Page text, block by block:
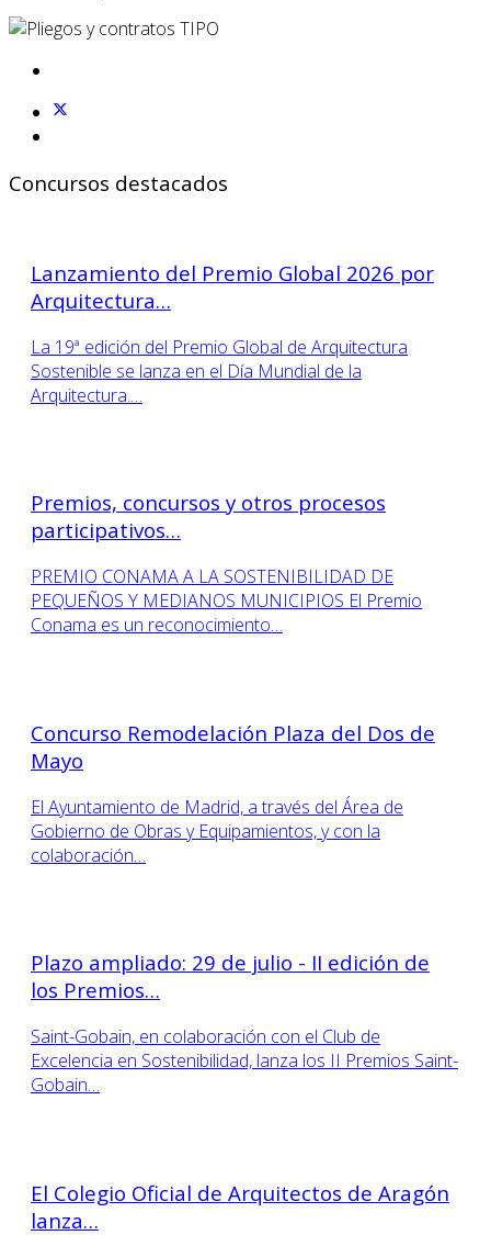
Concursos destacados
Lanzamiento del Premio Global 2026 por
Arquitectura…
La 19ª edición del Premio Global de Arquitectura
Sostenible se lanza en el Día Mundial de la
Arquitectura.…
Premios, concursos y otros procesos
participativos…
PREMIO CONAMA A LA SOSTENIBILIDAD DE
PEQUEÑOS Y MEDIANOS MUNICIPIOS El Premio
Conama es un reconocimiento…
Concurso Remodelación Plaza del Dos de
Mayo
El Ayuntamiento de Madrid, a través del Área de
Gobierno de Obras y Equipamientos, y con la
colaboración…
Plazo ampliado: 29 de julio - II edición de
los Premios…
Saint-Gobain, en colaboración con el Club de
Excelencia en Sostenibilidad, lanza los II Premios Saint-
Gobain…
El Colegio Oficial de Arquitectos de Aragón
lanza…